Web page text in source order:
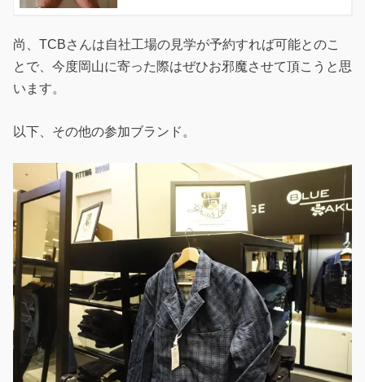
尚、TCBさんは自社工場の見学が予約すれば可能とのこ
とで、今度岡山に寄った際はぜひお邪魔させて頂こうと思
います。
以下、その他の参加ブランド。